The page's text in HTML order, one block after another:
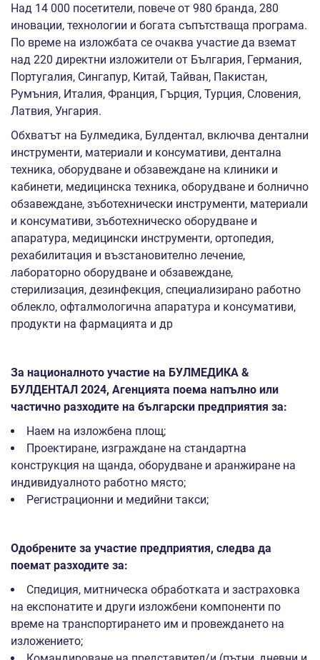
Над 14 000 посетители, повече от 980 бранда, 280
иновации, технологии и богата съпътстваща програма.
По време на изложбата се очаква участие да вземат
над 220 директни изложители от България, Германия,
Португалия, Сингапур, Китай, Тайван, Пакистан,
Румъния, Италия, Франция, Гърция, Турция, Словения,
Латвия, Унгария.
Обхватът на Булмедика, Булдентал, включва дентални
инструменти, материали и консумативи, дентална
техника, оборудване и обзавеждане на клиники и
кабинети, медицинска техника, оборудване и болнично
обзавеждане, зъботехнически инструменти, материали
и консумативи, зъботехническо оборудване и
апаратура, медицински инструменти, ортопедия,
рехабилитация и възстановително лечение,
лабораторно оборудване и обзавеждане,
стерилизация, дезинфекция, специализирано работно
облекло, офталмологична апаратура и консумативи,
продукти на фармацията и др
За националното участие на БУЛМЕДИКА &
БУЛДЕНТАЛ 2024, Агенцията поема напълно или
частично разходите на български предприятия за:
Наем на изложбена площ;
Проектиране, изграждане на стандартна
конструкция на щанда, оборудване и аранжиране на
индивидуалното работно място;
Регистрационни и медийни такси;
Одобрените за участие предприятия, следва да
поемат разходите за:
Спедиция, митническа обработката и застраховка
на експонатите и други изложбени компоненти по
време на транспортирането им и провеждането на
изложението;